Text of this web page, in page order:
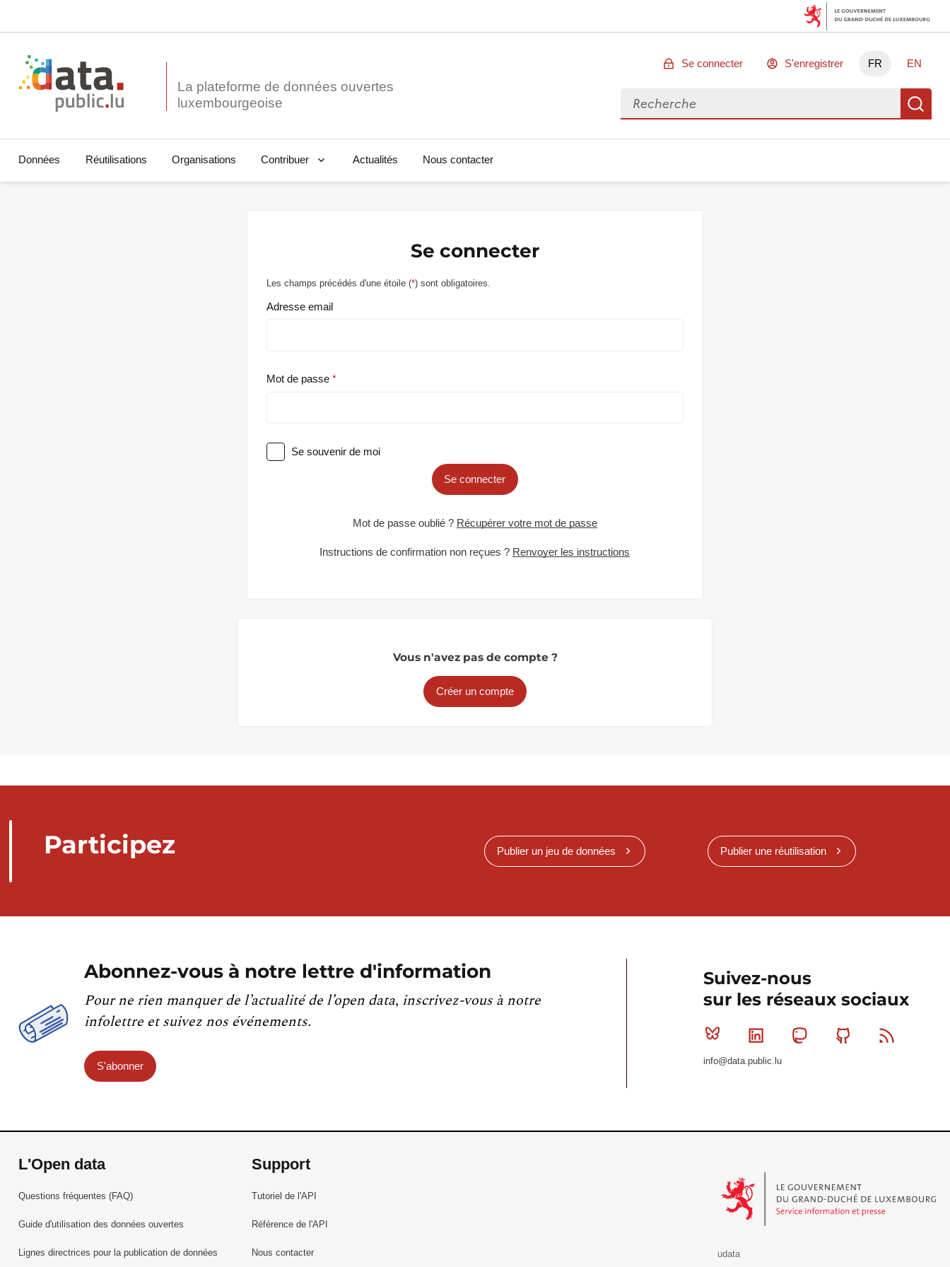
La plateforme de données ouvertes
Se connecter S'enregistrer FR EN
Rechercher des données
Données Réutilisations Organisations Contribuer Actualités Nous contacter
Se connecter
Les champs précédés d'une étoile (*) sont obligatoires.
Adresse email
Mot de passe
Se souvenir de moi
Se connecter
Mot de passe oublié ? Récupérer votre mot de passe
Instructions de confirmation non reçues ? Renvoyer les instructions
Vous n'avez pas de compte ?
Créer un compte
Participez Publier un jeu de données Publier une réutilisation
Abonnez-vous à notre lettre d'information
Pour ne rien manquer de l’actualité de l’open data, inscrivez-vous à notre
infolettre et suivez nos événements.
S'abonner
Suivez-nous
sur les réseaux sociaux
Bluesky Linkedin MastodonGithub
info@data.public.lu
L'Open data
Questions fréquentes (FAQ)
Guide d'utilisation des données ouvertes
Lignes directrices pour la publication de données
Support
Tutoriel de l'API
Référence de l'API
Nous contacter
udata